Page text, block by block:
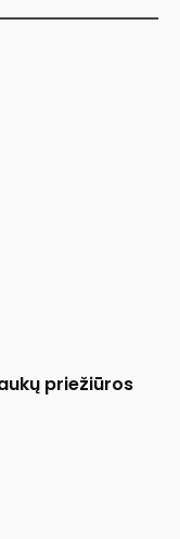
priežiūros